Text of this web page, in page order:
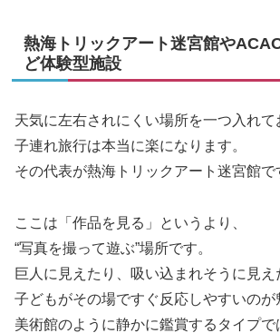
熱海トリックアート迷宮館や
ど体験型施設
天気に左右されにくい場所を一つ入れて
子連れ旅行は本当に楽になります。
その代表が熱海トリックアート迷宮館で
ここは「作品を見る」というより、
“写真を撮って遊ぶ”場所です。
巨人に見えたり、吸い込まれそうに見え
子どもがその場ですぐ反応しやすいのが
美術館のように静かに鑑賞するタイプで